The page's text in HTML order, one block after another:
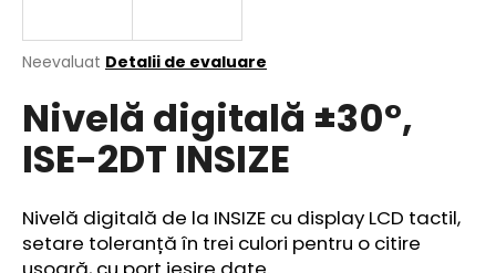
Evaluarea
a
produsului
este
0,0
5
stele.
Neevaluat Detalii de evaluare
Nivelă digitală ±30°,
ISE-2DT INSIZE
Nivelă digitală de la INSIZE cu display LCD tactil,
setare toleranță în trei culori pentru o citire
ă
r
e
o
m
a